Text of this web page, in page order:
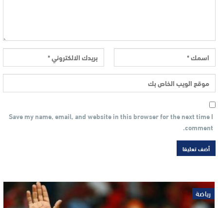
Save my name, email, and website in this browser for the next time I
comment.
رياضة